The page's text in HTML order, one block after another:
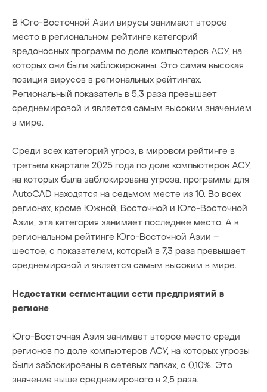
В Юго-Восточной Азии вирусы занимают второе
место в региональном рейтинге категорий
вредоносных программ по доле компьютеров АСУ, на
которых они были заблокированы. Это самая высокая
позиция вирусов в региональных рейтингах.
Региональный показатель в 5,3 раза превышает
среднемировой и является самым высоким значением
в мире.
Среди всех категорий угроз, в мировом рейтинге в
третьем квартале 2025 года по доле компьютеров АСУ,
на которых была заблокирована угроза, программы для
AutoCAD находятся на седьмом месте из 10. Во всех
регионах, кроме Южной, Восточной и Юго-Восточной
Азии, эта категория занимает последнее место. А в
региональном рейтинге Юго-Восточной Азии –
шестое, с показателем, который в 7,3 раза превышает
среднемировой и является самым высоким в мире.
Недостатки сегментации сети предприятий в
регионе
Юго-Восточная Азия занимает второе место среди
регионов по доле компьютеров АСУ, на которых угрозы
были заблокированы в сетевых папках, с 0,10%. Это
значение выше среднемирового в 2,5 раза.